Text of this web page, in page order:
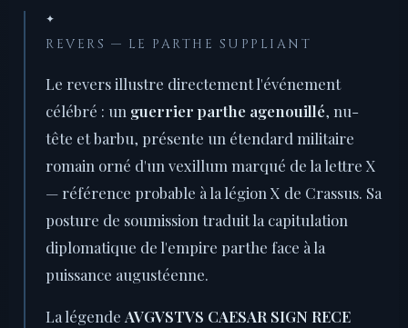
✦
REVERS — LE PARTHE SUPPLIANT
Le revers illustre directement l'événement
célébré : un guerrier parthe agenouillé, nu-
tête et barbu, présente un étendard militaire
romain orné d'un vexillum marqué de la lettre X
— référence probable à la légion X de Crassus. Sa
posture de soumission traduit la capitulation
diplomatique de l'empire parthe face à la
puissance augustéenne.
La légende AVGVSTVS CAESAR SIGN RECE